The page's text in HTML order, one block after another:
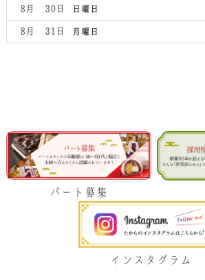
日曜日
8月 30
月曜日
8月 31
パート募集
インスタグラム